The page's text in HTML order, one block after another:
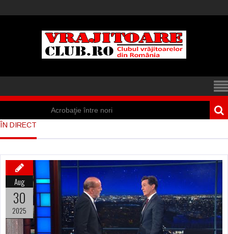
Acrobaţie între nori
Marea vânătoare
de vrăjitoare din
Suedia
Vrăjitoare
ÎN DIRECT
Aug
30
2025